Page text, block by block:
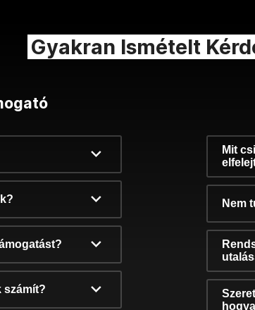
Gyakran Ismételt
számít?
Mit
Nem